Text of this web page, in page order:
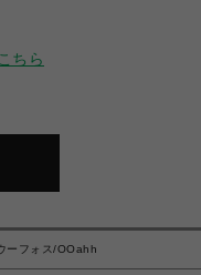
こちら
ーフォス/OOahh